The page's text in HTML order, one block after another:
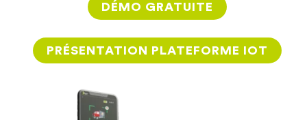
DÉMO GRATUITE
PRÉSENTATION PLATEFORME IOT